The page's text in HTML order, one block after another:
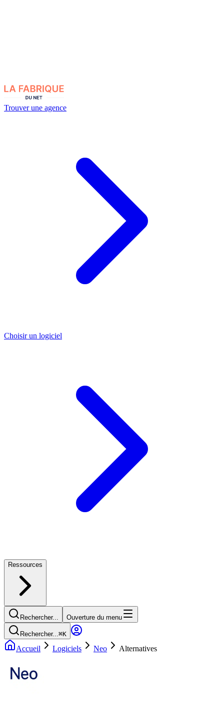
Trouver une agence
Choisir un logiciel
Ressources
Rechercher... Ouverture du menu
Rechercher...⌘K
Accueil Logiciels Neo Alternatives